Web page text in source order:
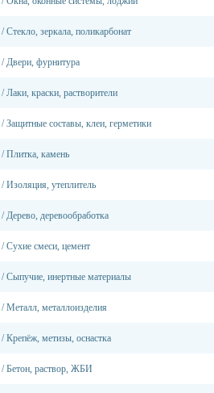
/Стекло, зеркала, поликарбонат
/Двери, фурнитура
/Лаки, краски, растворители
/Защитные составы, клеи, герметики
/Плитка, камень
/Изоляция, утеплитель
/Дерево, деревообработка
/Сухие смеси, цемент
/Сыпучие, инертные материалы
/Металл, металлоизделия
/Крепёж, метизы, оснастка
/Бетон, раствор, ЖБИ